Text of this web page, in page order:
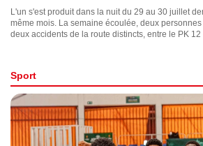
L'un s'est produit dans la nuit du 29 au 30 juillet
même mois. La semaine écoulée, deux
deux accidents de la route distincts, entre le PK
Sport